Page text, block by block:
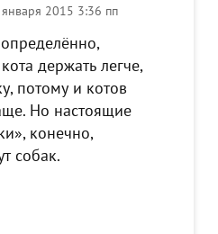
2015 3:36 пп
держать легче,
потому и котов
Но настоящие
конечно,
собак.